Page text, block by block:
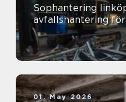
Sophantering linköping
avfallshantering
01. May 2026